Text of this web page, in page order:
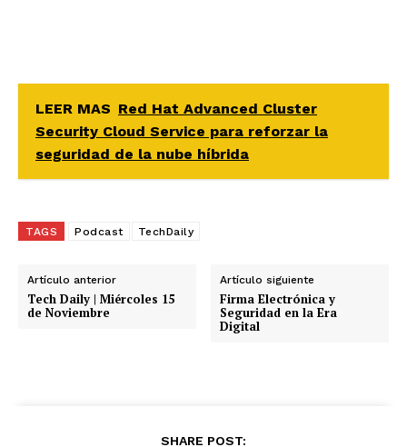
LEER MAS Red Hat Advanced Cluster
Security Cloud Service para reforzar la
seguridad de la nube híbrida
TAGS Podcast TechDaily
Artículo anterior
Tech Daily | Miércoles 15
de Noviembre
Artículo siguiente
Firma Electrónica y
Seguridad en la Era
Digital
SHARE POST: